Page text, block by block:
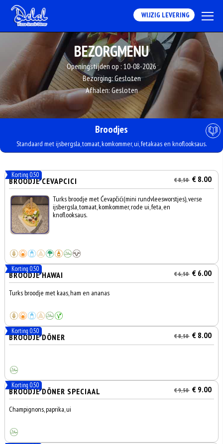
WIJZIG LEVERING
BEZORGMENU
Openingstijden op : 10-08-2026
Bezorging:Gesloten
Afhalen:Gesloten
Broodjes
Standaard met ijsbergsla, tomaat, komkommer, ui, fetakaas en knoflooksaus.
Korting 0.50
BROODJE CEVAPCICI € 8,50 € 8.00
Turks broodje met Ćevapčići(mini rundvleesworstjes), verse
ijsbergsla, tomaat, komkommer, rode ui, feta, en
knoflooksaus.
Korting 0.50
BROODJE HAWAI € 6,50 € 6.00
Turks broodje met kaas, ham en ananas
Korting 0.50
BROODJE DÖNER € 8,50 € 8.00
Korting 0.50
BROODJE DÖNER SPECIAAL € 9,50 € 9.00
Champignons, paprika, ui